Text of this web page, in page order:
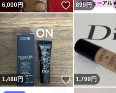
6,000円 いいね！
899円
1,488円 いいね！
1,799円